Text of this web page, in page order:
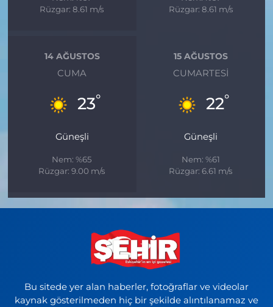
Rüzgar: 8.61 m/s
Rüzgar: 8.61 m/s
14 AĞUSTOS
CUMA
23°
Güneşli
Nem: %65
Rüzgar: 9.00 m/s
15 AĞUSTOS
CUMARTESI
22°
Güneşli
Nem: %61
Rüzgar: 6.61 m/s
Bu sitede yer alan haberler, fotoğraflar ve videolar
kaynak gösterilmeden hiç bir şekilde alıntılanamaz ve